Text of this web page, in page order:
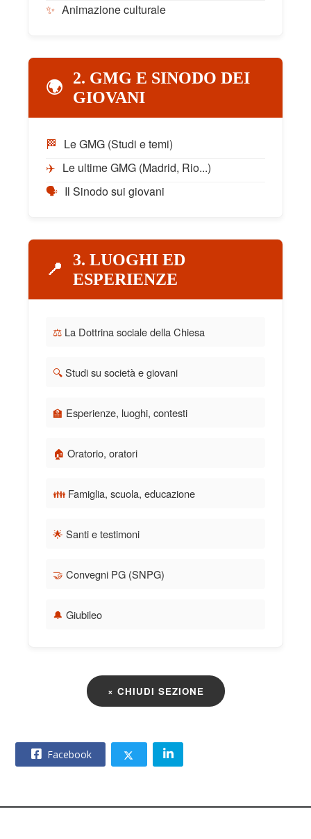
✨ Animazione culturale
🌍
2. GMG E SINODO DEI
GIOVANI
🏁 Le GMG (Studi e temi)
✈️ Le ultime GMG (Madrid, Rio...)
🗣️ Il Sinodo sui giovani
📍
3. LUOGHI ED
ESPERIENZE
⚖️ La Dottrina sociale della Chiesa
🔍Studi su società e giovani
🏫 Esperienze, luoghi, contesti
🏠 Oratorio, oratori
👪 Famiglia, scuola, educazione
🌟 Santi e testimoni
🤝 Convegni PG (SNPG)
🔔 Giubileo
× CHIUDI SEZIONE
Facebook